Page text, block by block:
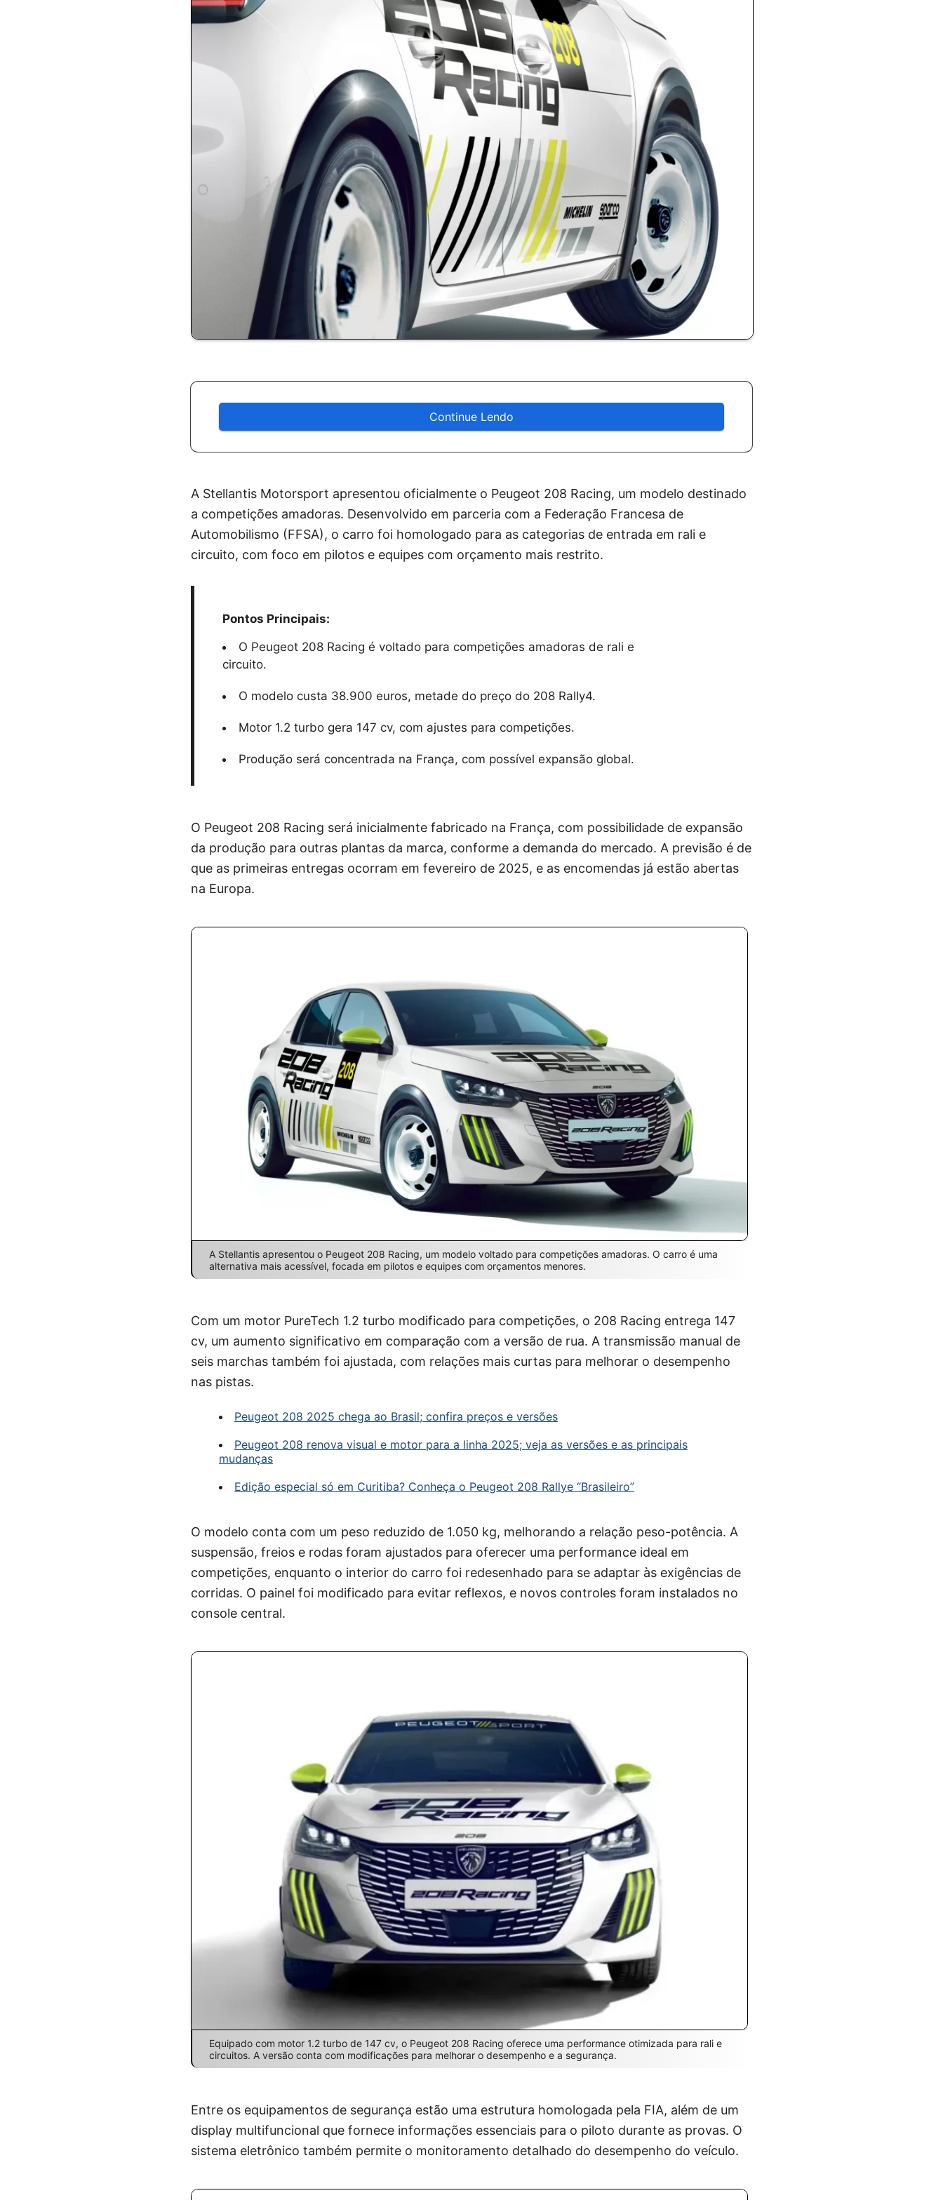
Continue Lendo
A Stellantis Motorsport apresentou oficialmente o Peugeot 208 Racing, um modelo destinado
a competições amadoras. Desenvolvido em parceria com a Federação Francesa de
Automobilismo (FFSA), o carro foi homologado para as categorias de entrada em rali e
circuito, com foco em pilotos e equipes com orçamento mais restrito.
Pontos Principais:
O Peugeot 208 Racing é voltado para competições amadoras de rali e
circuito.
O modelo custa 38.900 euros, metade do preço do 208 Rally4.
Motor 1.2 turbo gera 147 cv, com ajustes para competições.
Produção será concentrada na França, com possível expansão global.
O Peugeot 208 Racing será inicialmente fabricado na França, com possibilidade de expansão
da produção para outras plantas da marca, conforme a demanda do mercado. A previsão é de
que as primeiras entregas ocorram em fevereiro de 2025, e as encomendas já estão abertas
na Europa.
A Stellantis apresentou o Peugeot 208 Racing, um modelo voltado para competições amadoras. O carro é uma
alternativa mais acessível, focada em pilotos e equipes com orçamentos menores.
Com um motor PureTech 1.2 turbo modificado para competições, o 208 Racing entrega 147
cv, um aumento significativo em comparação com a versão de rua. A transmissão manual de
seis marchas também foi ajustada, com relações mais curtas para melhorar o desempenho
nas pistas.
Peugeot 208 2025 chega ao Brasil; confira preços e versões
Peugeot 208 renova visual e motor para a linha 2025; veja as versões e as principais
mudanças
Edição especial só em Curitiba? Conheça o Peugeot 208 Rallye “Brasileiro”
O modelo conta com um peso reduzido de 1.050 kg, melhorando a relação peso-potência. A
suspensão, freios e rodas foram ajustados para oferecer uma performance ideal em
competições, enquanto o interior do carro foi redesenhado para se adaptar às exigências de
corridas. O painel foi modificado para evitar reflexos, e novos controles foram instalados no
console central.
Equipado com motor 1.2 turbo de 147 cv, o Peugeot 208 Racing oferece uma performance otimizada para rali e
circuitos. A versão conta com modificações para melhorar o desempenho e a segurança.
Entre os equipamentos de segurança estão uma estrutura homologada pela FIA, além de um
display multifuncional que fornece informações essenciais para o piloto durante as provas. O
sistema eletrônico também permite o monitoramento detalhado do desempenho do veículo.